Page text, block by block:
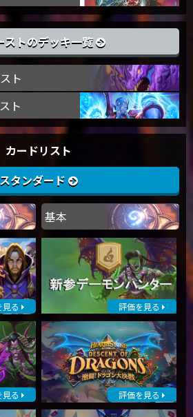
ストのデッキ一覧
ト
ト
カードリスト
スタンダード
基本
見る 評価を見る
見る 評価を見る